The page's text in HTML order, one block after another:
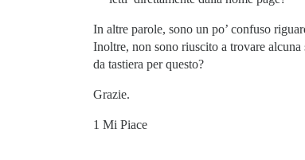
In altre parole, sono un po’ confuso
Inoltre, non sono riuscito a trovare
da tastiera per questo?
Grazie.
1 Mi Piace